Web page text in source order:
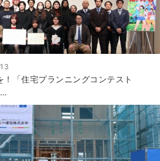
「住宅プランニングコンテスト
…